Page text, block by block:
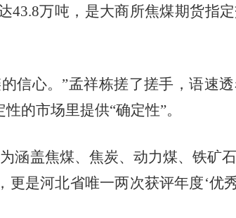
万吨，是大商所焦煤期货指
心。”孟祥栋搓了搓手，语速
的市场里提供“确定性”。
盖焦煤、焦炭、动力煤、铁矿
是河北省唯一两次获评年度‘优